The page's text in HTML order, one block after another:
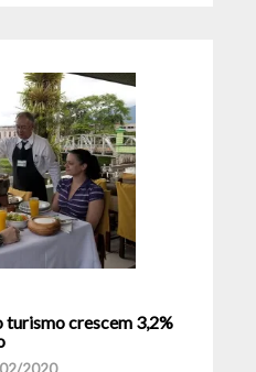
turismo crescem 3,2%
2020